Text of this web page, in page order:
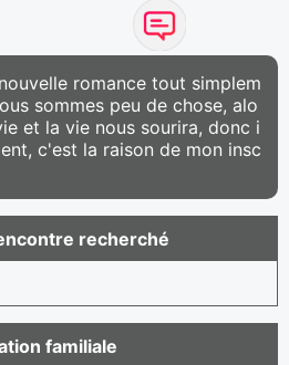
romance tout simplem
sommes peu de chose, alo
et la vie nous sourira, donc i
c'est la raison de mon insc
recherché
familiale